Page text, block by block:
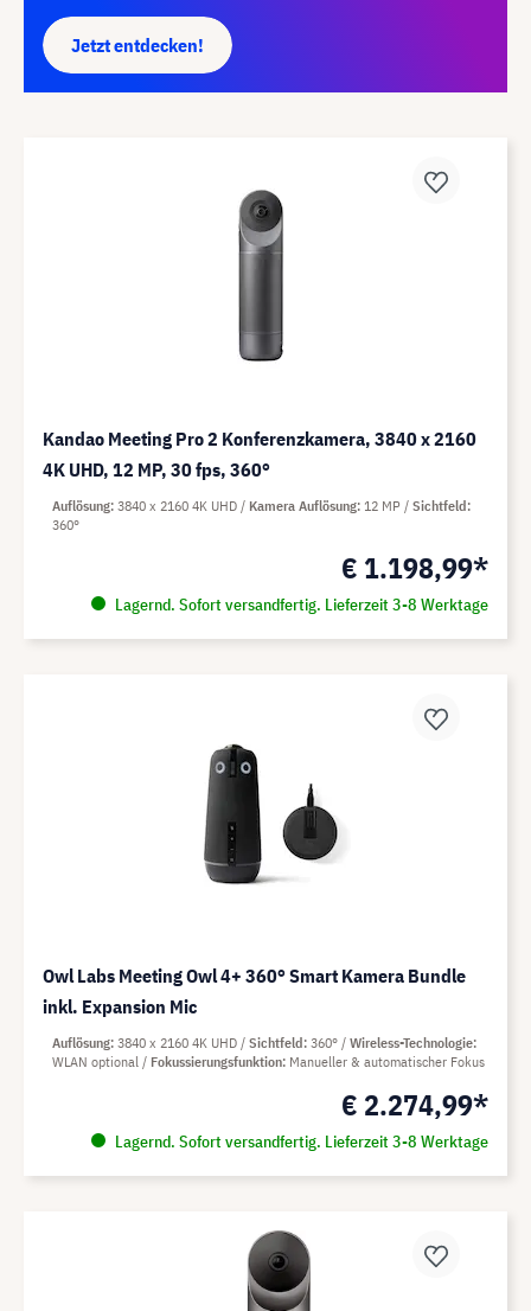
Jetzt entdecken!
Kandao Meeting Pro 2 Konferenzkamera, 3840 x 2160
4K UHD, 12 MP, 30 fps, 360°
€ 1.198,99*
Lagernd. Sofort versandfertig. Lieferzeit 3-8 Werktage
Auflösung 3840 x 2160 4K UHD Kamera Auflösung 12 MP
Sichtfeld
360°
Owl Labs Meeting Owl 4+ 360° Smart Kamera Bundle
inkl. Expansion Mic
€ 2.274,99*
Lagernd. Sofort versandfertig. Lieferzeit 3-8 Werktage
Auflösung 3840 x 2160 4K UHD Sichtfeld 360°
Wireless-Technologie
WLAN optional
Fokussierungsfunktion Manueller & automatischer Fokus